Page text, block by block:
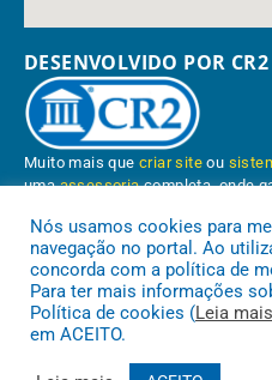
DESENVOLVIDO POR CR2
Muito mais quecriar site ou
umaassessoriacompleta, onde
Conheça oPNTP e oRadar da
Nós usamos cookies para
navegação no portal. Ao
concorda com a política de
Para ter mais informações
Política de cookies (Leia mais
em ACEITO.